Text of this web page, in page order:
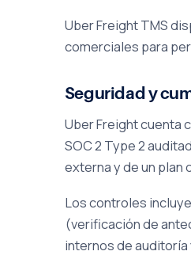
Uber Freight TMS
comerciales para
Seguridad y
Uber Freight cuenta
SOC 2 Type 2
externa y de un
Los controles
(verificación de
internos de